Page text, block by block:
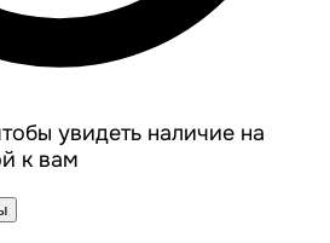
увидеть наличие на
к вам